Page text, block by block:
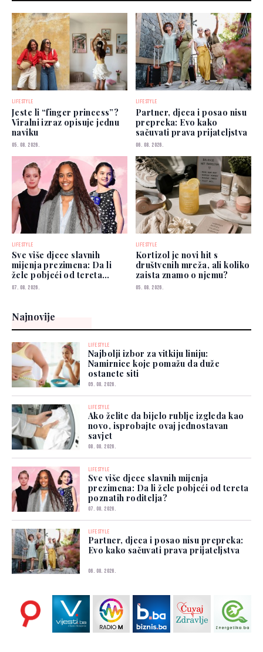
LIFESTYLE
Jeste li “finger princess”?
Viralni izraz opisuje jednu
naviku
05. 08. 2026.
LIFESTYLE
Partner, djeca i posao nisu
prepreka: Evo kako
sačuvati prava prijateljstva
06. 08. 2026.
LIFESTYLE
Sve više djece slavnih
mijenja prezimena: Da li
žele pobjeći od tereta
poznatih roditelja?
07. 08. 2026.
LIFESTYLE
Kortizol je novi hit s
društvenih mreža, ali koliko
zaista znamo o njemu?
05. 08. 2026.
Najnovije
LIFESTYLE
Najbolji izbor za vitkiju liniju:
Namirnice koje pomažu da duže
ostanete siti
09. 08. 2026.
LIFESTYLE
Ako želite da bijelo rublje izgleda kao
novo, isprobajte ovaj jednostavan
savjet
08. 08. 2026.
LIFESTYLE
Sve više djece slavnih mijenja
prezimena: Da li žele pobjeći od tereta
poznatih roditelja?
07. 08. 2026.
LIFESTYLE
Partner, djeca i posao nisu prepreka:
Evo kako sačuvati prava prijateljstva
06. 08. 2026.